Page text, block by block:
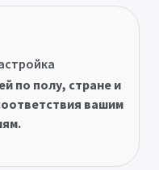
по полу, стране и
вашим